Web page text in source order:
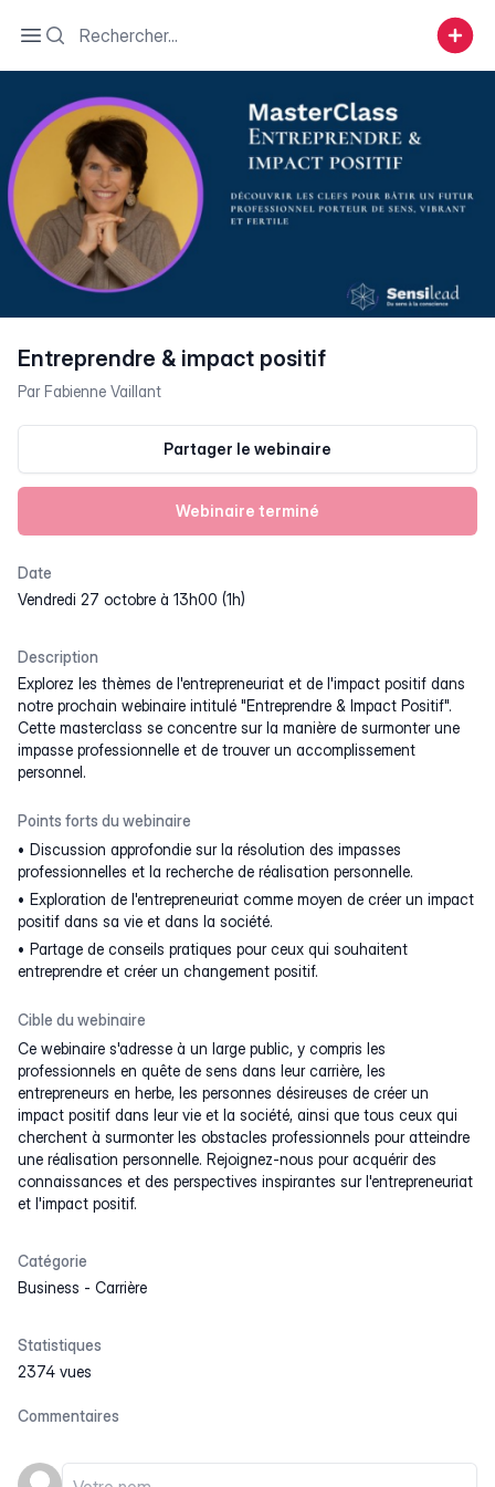
Open sidebar
Search
Entreprendre & impact positif
ParFabienne Vaillant
Partager le webinaire
Webinaire terminé
Date
vendredi 27 octobre à 13h00 (1h)
Description
Explorez les thèmes de l'entrepreneuriat et de l'impact positif dans
notre prochain webinaire intitulé "Entreprendre & Impact Positif".
Cette masterclass se concentre sur la manière de surmonter une
impasse professionnelle et de trouver un accomplissement
personnel.
Points forts du webinaire
Discussion approfondie sur la résolution des impasses
professionnelles et la recherche de réalisation personnelle.
Exploration de l'entrepreneuriat comme moyen de créer un impact
positif dans sa vie et dans la société.
Partage de conseils pratiques pour ceux qui souhaitent
entreprendre et créer un changement positif.
Cible du webinaire
Ce webinaire s'adresse à un large public, y compris les
professionnels en quête de sens dans leur carrière, les
entrepreneurs en herbe, les personnes désireuses de créer un
impact positif dans leur vie et la société, ainsi que tous ceux qui
cherchent à surmonter les obstacles professionnels pour atteindre
une réalisation personnelle. Rejoignez-nous pour acquérir des
connaissances et des perspectives inspirantes sur l'entrepreneuriat
et l'impact positif.
Catégorie
Business - Carrière
Statistiques
2374 vues
Commentaires
Votre nom